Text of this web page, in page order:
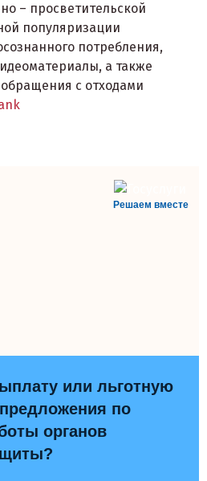
– просветительской
популяризации
потребления,
а также
с отходами
Решаем вместе
или льготную
по
органов